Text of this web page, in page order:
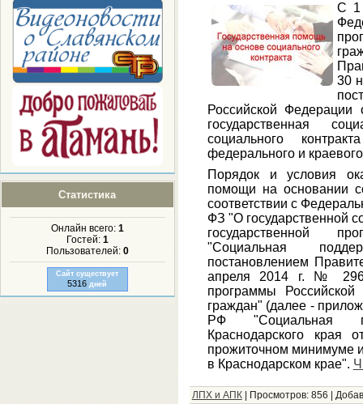
Статистика
Онлайн всего: 1
Гостей: 1
Пользователей: 0
Сайт существует
5316 дней
С 1
30
Российской
государственная
социального
федерального и
Порядок и условия
помощи на основании
соответствии с
ФЗ "О государственной
государственной
"Социальная
постановлением
апреля 2014 г. № 296
программы
граждан" (далее -
РФ "Социальная
Краснодарского
прожиточном минимуме
в Краснодарском крае".
ЛПХ и АПК| Просмотров: 856